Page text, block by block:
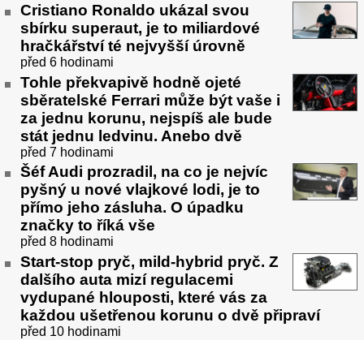
Cristiano Ronaldo ukázal svou
sbírku superaut, je to miliardové
hračkářství té nejvyšší úrovně
před 6 hodinami
Tohle překvapivě hodně ojeté
sběratelské Ferrari může být vaše i
za jednu korunu, nejspíš ale bude
stát jednu ledvinu. Anebo dvě
před 7 hodinami
Šéf Audi prozradil, na co je nejvíc
pyšný u nové vlajkové lodi, je to
přímo jeho zásluha. O úpadku
značky to říká vše
před 8 hodinami
Start-stop pryč, mild-hybrid pryč. Z
dalšího auta mizí regulacemi
vydupané hlouposti, které vás za
každou ušetřenou korunu o dvě připraví
před 10 hodinami